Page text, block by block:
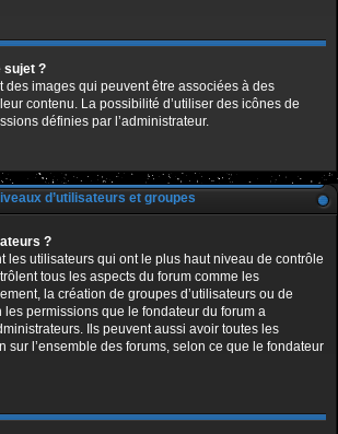
sujet ?
des images qui peuvent être associées à des
contenu. La possibilité d’utiliser des icônes de
définies par l’administrateur.
d’utilisateurs et groupes
?
les utilisateurs qui ont le plus haut niveau de contrôle
tous les aspects du forum comme les
la création de groupes d’utilisateurs ou de
les permissions que le fondateur du forum a
Ils peuvent aussi avoir toutes les
sur l’ensemble des forums, selon ce que le fondateur